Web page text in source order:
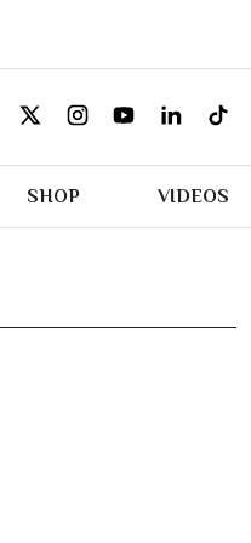
SHOP VIDEOS